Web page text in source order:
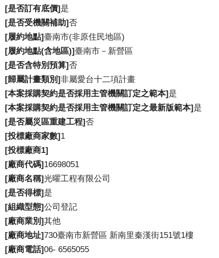
[是否訂有底價]是
[是否受機關補助]否
[履約地點]臺南市(非原住民地區)
[履約地點(含地區)]臺南市－新營區
[是否含特別預算]否
[歸屬計畫類別]非屬愛台十二項計畫
[本案採購契約是否採用主管機關訂定之範本]是
[本案採購契約是否採用主管機關訂定之最新版範本]是
[是否屬災區重建工程]否
[投標廠商家數]1
[投標廠商1]
[廠商代碼]16698051
[廠商名稱]光曜工程有限公司
[是否得標]是
[組織型態]公司登記
[廠商業別]其他
[廠商地址]730臺南市新營區 新南里秦漢街151號1樓
[廠商電話]06- 6565055